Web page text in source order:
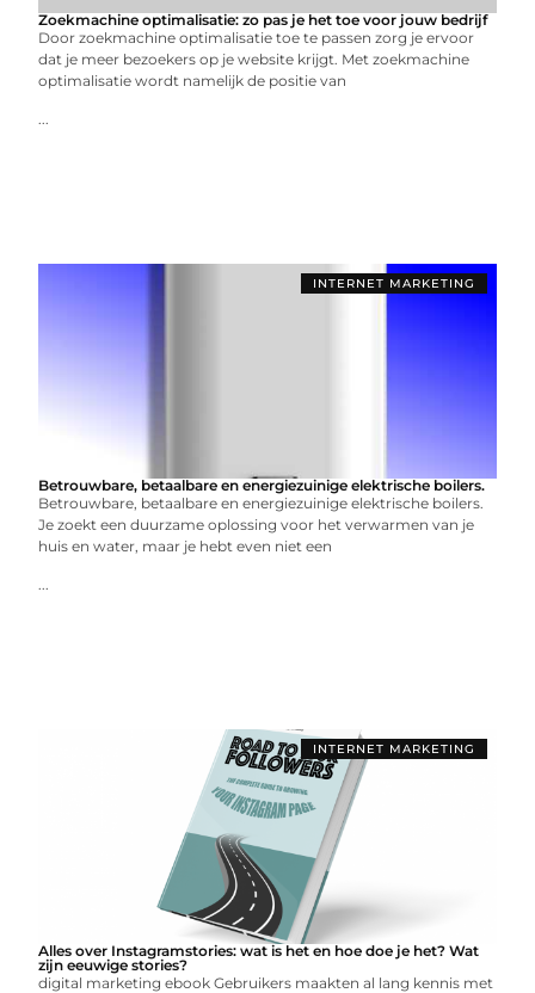
Zoekmachine optimalisatie: zo pas je het toe voor jouw bedrijf
Door zoekmachine optimalisatie toe te passen zorg je ervoor
dat je meer bezoekers op je website krijgt. Met zoekmachine
optimalisatie wordt namelijk de positie van
...
INTERNET MARKETING
Betrouwbare, betaalbare en energiezuinige elektrische boilers.
Betrouwbare, betaalbare en energiezuinige elektrische boilers.
Je zoekt een duurzame oplossing voor het verwarmen van je
huis en water, maar je hebt even niet een
...
INTERNET MARKETING
Alles over Instagramstories: wat is het en hoe doe je het? Wat
zijn eeuwige stories?
digital marketing ebook Gebruikers maakten al lang kennis met